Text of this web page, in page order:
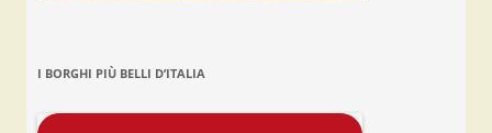
I BORGHI PIÙ BELLI D’ITALIA